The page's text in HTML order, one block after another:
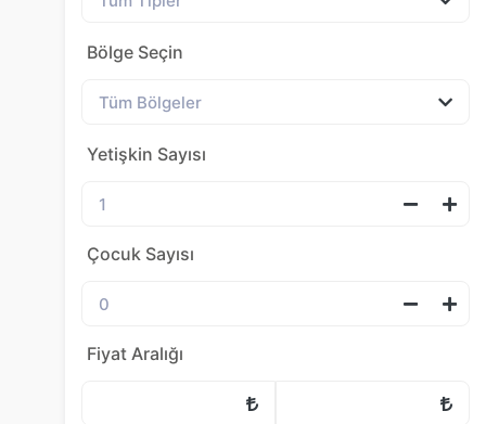
Bölge Seçin
Yetişkin Sayısı
Çocuk Sayısı
Fiyat Aralığı